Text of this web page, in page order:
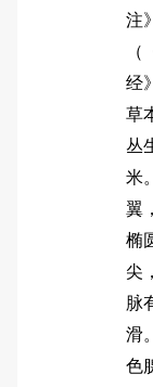
注
经
草
丛
米
翼
椭
尖
脉
滑
色